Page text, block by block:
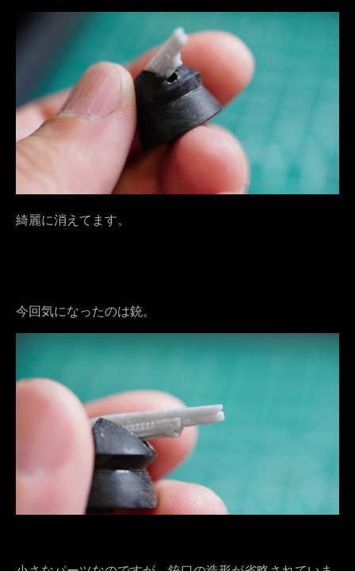
綺麗に消えてます。
今回気になったのは銃。